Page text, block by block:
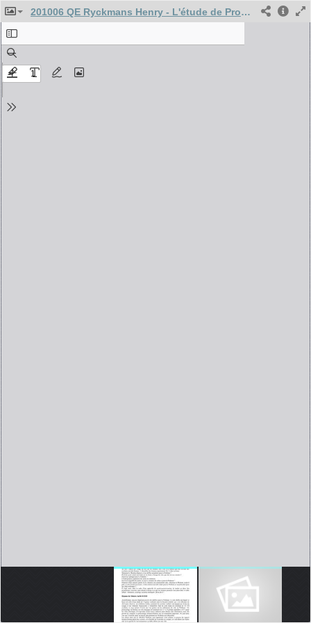
201006 QE Ryckmans Henry - L'étude de ProVélo sur l'usage du vélo par les femmes